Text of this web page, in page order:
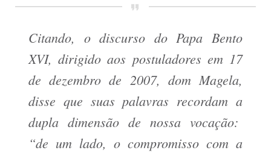
Citando, o discurso do Papa Bento
XVI, dirigido aos postuladores em 17
de dezembro de 2007, dom Magela,
disse que suas palavras recordam a
dupla dimensão de nossa vocação:
“de um lado, o compromisso com a